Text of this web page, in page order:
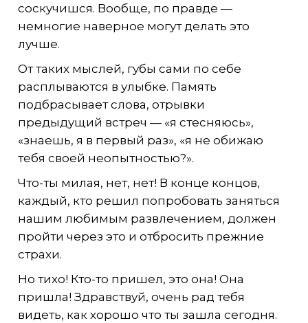
соскучишся. Вообще, по правде —
немногие наверное могут делать это
лучше.
От таких мыслей, губы сами по себе
расплываются в улыбке. Память
подбрасывает слова, отрывки
предыдущий встреч — «я стесняюсь»,
«знаешь, я в первый раз», «я не обижаю
тебя своей неопытностью?».
Что-ты милая, нет, нет! В конце концов,
каждый, кто решил попробовать заняться
нашим любимым развлечением, должен
пройти через это и отбросить прежние
страхи.
Но тихо! Кто-то пришел, это она! Она
пришла! Здравствуй, очень рад тебя
видеть, как хорошо что ты зашла сегодня.